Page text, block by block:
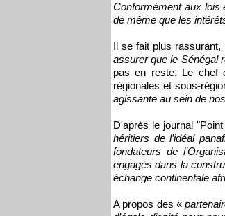
Conformément aux lois
de même que les
Il se fait plus
assurer que le Sénégal
pas en reste. Le chef
régionales et sous-
agissante au sein de
D'après le journal
héritiers de l’idéal
fondateurs de
engagés dans la
échange continentale
A propos des «